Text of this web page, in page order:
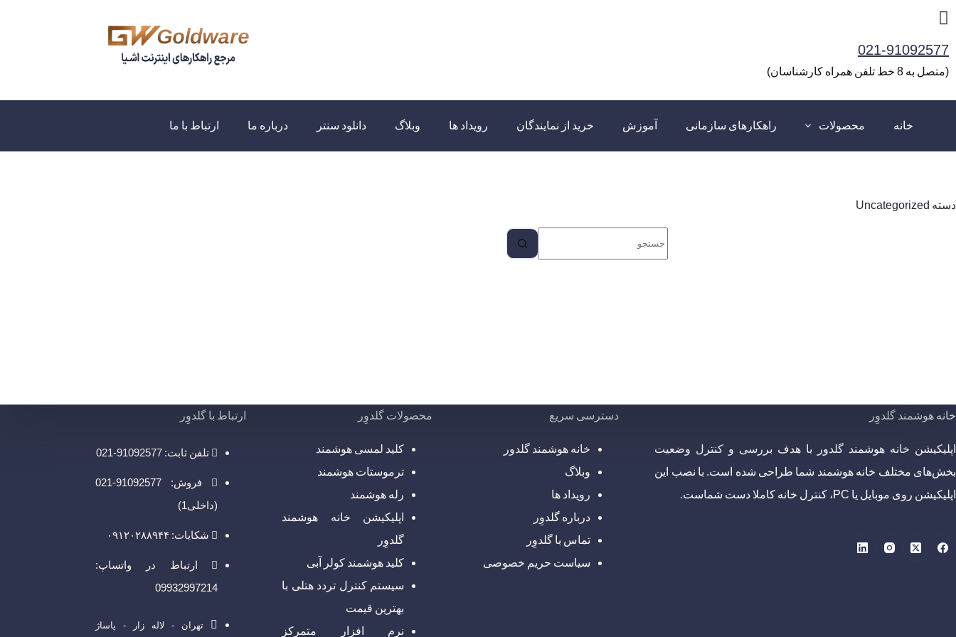
پرش
محتوا
021-91092577
(متصل به 8 خط تلفن همراه کارشناسان)
خانه محصولات راهکارهای سازمانی آموزش خرید از نمایندگان رویداد ها وبلاگ دانلود سنتر درباره ما ارتباط با ما
دسته
نتیجه
خانه هوشمند گلدوِر
اپلیکیشن خانه هوشمند گلدور با هدف بررسی و کنترل وضعیت
بخش‌های مختلف خانه هوشمند شما طراحی شده است. با نصب این
اپلیکیشن روی موبایل یا PC، کنترل خانه کاملا دست شماست.
دسترسی سریع
خانه هوشمند گلدور
وبلاگ
رویداد ها
درباره گلدوِر
تماس با گلدوِر
سیاست حریم خصوصی
محصولات گلدوِر
کلید لمسی هوشمند
ترموستات هوشمند
رله هوشمند
اپلیکیشن خانه هوشمند
گلدوِر
کلید هوشمند کولر آبی
سیستم کنترل تردد هتلی با
بهترین قیمت
نرم افزار متمرکز
ارتباط با گلدوِر
تلفن ثابت: 91092577-021
فروش: 91092577-021
(داخلی1)
شکایات: ۰۹۱۲۰۲۸۸۹۴۴
ارتباط در واتساپ:
09932997214
تهران - لاله زار - پاساژ